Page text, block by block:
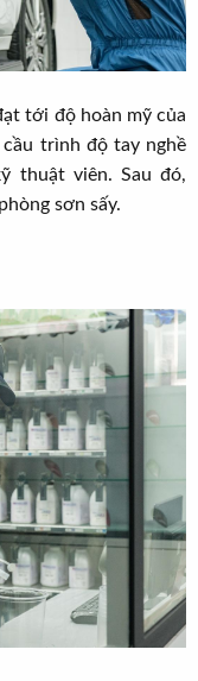
tới độ hoàn mỹ của
cầu trình độ tay nghề
thuật viên. Sau đó,
sơn sấy.